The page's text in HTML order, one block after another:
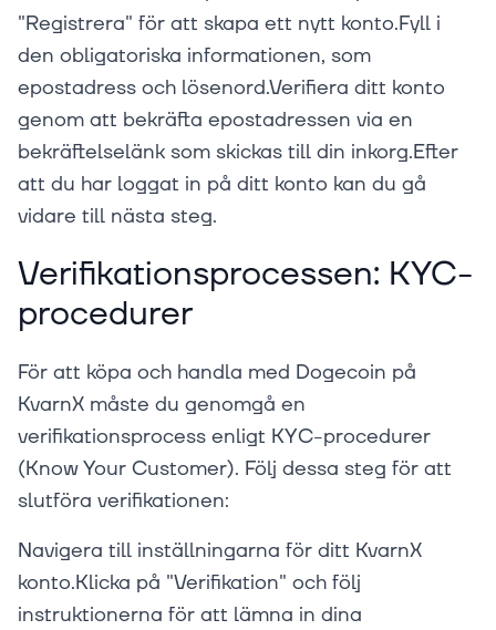
"Registrera" för att skapa ett nytt konto.Fyll i
den obligatoriska informationen, som
epostadress och lösenord.Verifiera ditt konto
genom att bekräfta epostadressen via en
bekräftelselänk som skickas till din inkorg.Efter
att du har loggat in på ditt konto kan du gå
vidare till nästa steg.
Verifikationsprocessen: KYC-
procedurer
För att köpa och handla med Dogecoin på
KvarnX måste du genomgå en
verifikationsprocess enligt KYC-procedurer
(Know Your Customer). Följ dessa steg för att
slutföra verifikationen:
Navigera till inställningarna för ditt KvarnX
konto.Klicka på "Verifikation" och följ
instruktionerna för att lämna in dina